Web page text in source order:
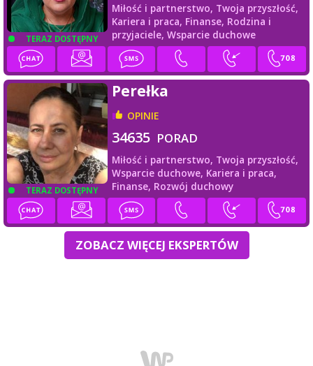
TERAZ DOSTĘPNY
Miłość i partnerstwo, Twoja przyszłość,
Kariera i praca, Finanse, Rodzina i
przyjaciele, Wsparcie duchowe
TERAZ DOSTĘPNY
Perełka
OPINIE
34635 PORAD
Miłość i partnerstwo, Twoja przyszłość,
Wsparcie duchowe, Kariera i praca,
Finanse, Rozwój duchowy
ZOBACZ WIĘCEJ EKSPERTÓW